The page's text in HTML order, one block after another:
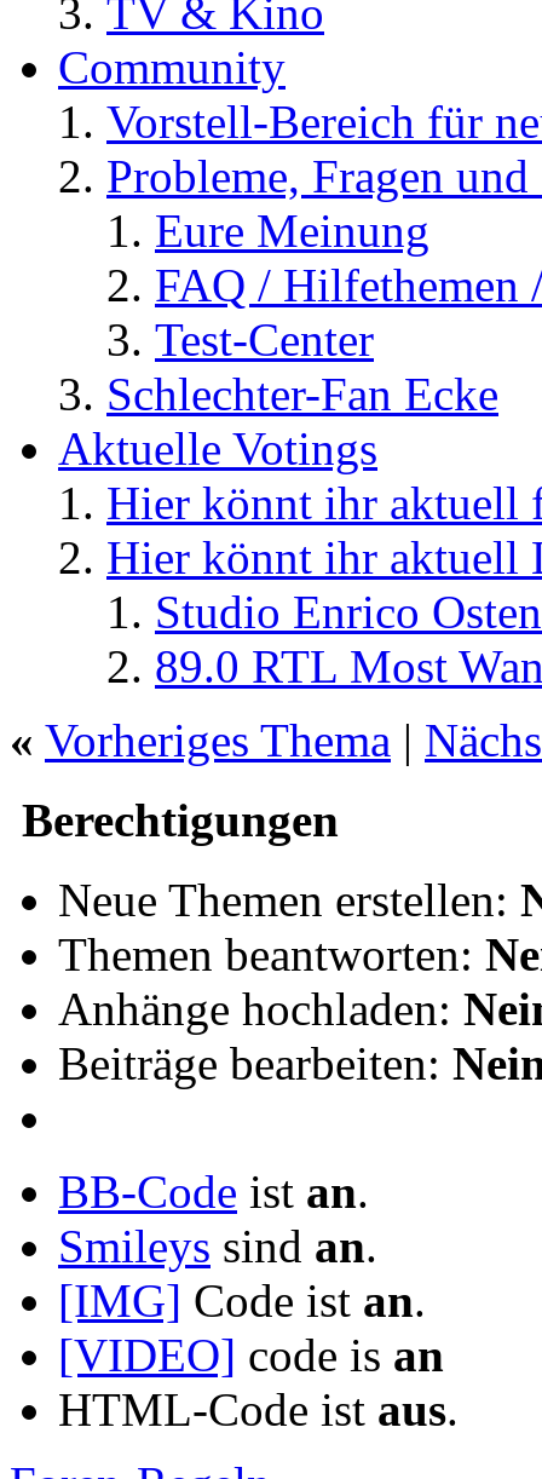
TV & Kino
Community
Vorstell-Bereich für
Probleme, Fragen
Eure Meinung
FAQ / Hilfethemen
Test-Center
Schlechter-Fan Ecke
Aktuelle Votings
Hier könnt ihr aktuell
Hier könnt ihr aktuell
Studio Enrico
89.0 RTL Most
« Vorheriges Thema |
Berechtigungen
Neue Themen erstellen:
Themen beantworten:
Anhänge hochladen:
Beiträge bearbeiten:
BB-Code ist an.
Smileys sind an.
[IMG] Code ist an.
[VIDEO] code is an
HTML-Code ist aus.